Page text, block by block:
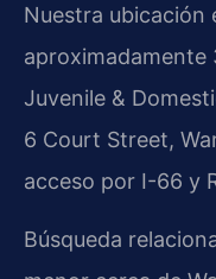
Nuestra ubicación
aproximadamente
Juvenile &
6 Court Street,
acceso por I-66 y
Búsqueda